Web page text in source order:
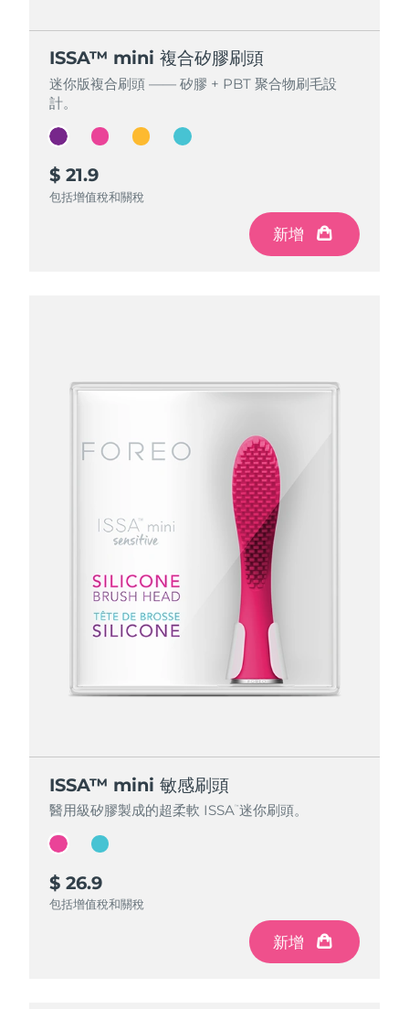
ISSA™ mini 複合矽膠刷頭
迷你版複合刷頭 —— 矽膠 + PBT 聚合物刷毛設
計。
$ 21.9
包括增值稅和關稅
新增
ISSA™ mini 複合矽膠刷頭
迷你版複合刷頭 —— 矽膠 + PBT 聚合物刷毛設
計。
$ 21.9
包括增值稅和關稅
新增
ISSA™ mini 複合矽膠刷頭
迷你版複合刷頭 —— 矽膠 + PBT 聚合物刷毛設
計。
$ 21.9
包括增值稅和關稅
新增
ISSA™ mini 複合矽膠刷頭
迷你版複合刷頭 —— 矽膠 + PBT 聚合物刷毛設
計。
$ 21.9
包括增值稅和關稅
新增
ISSA™ mini 敏感刷頭
醫用級矽膠製成的超柔軟 ISSA™ 迷你刷頭。
$ 26.9
包括增值稅和關稅
新增
ISSA™ mini 敏感刷頭
醫用級矽膠製成的超柔軟 ISSA™ 迷你刷頭。
$ 26.9
包括增值稅和關稅
新增